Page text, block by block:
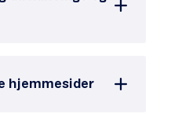
hjemmesider